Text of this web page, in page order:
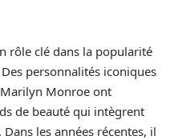
rôle clé dans la popularité
personnalités iconiques
Monroe ont
de beauté qui intègrent
les années récentes, il